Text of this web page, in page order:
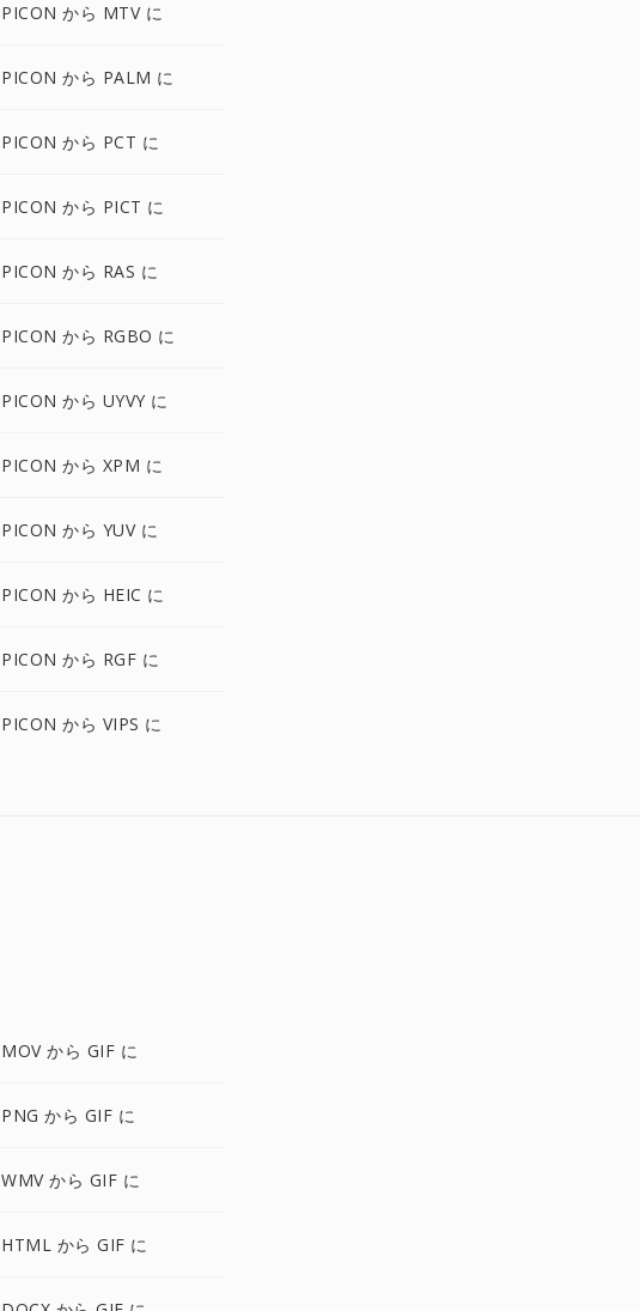
PICON から MTV に
PICON から PALM に
PICON から PCT に
PICON から PICT に
PICON から RAS に
PICON から RGBO に
PICON から UYVY に
PICON から XPM に
PICON から YUV に
PICON から HEIC に
PICON から RGF に
PICON から VIPS に
MOV から GIF に
PNG から GIF に
WMV から GIF に
HTML から GIF に